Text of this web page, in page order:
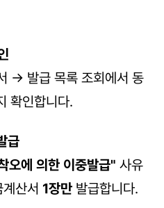
→ 발급 목록 조회에서 동
확인합니다.
급
오에 의한 이중발급" 사유
산서 1장만 발급합니다.